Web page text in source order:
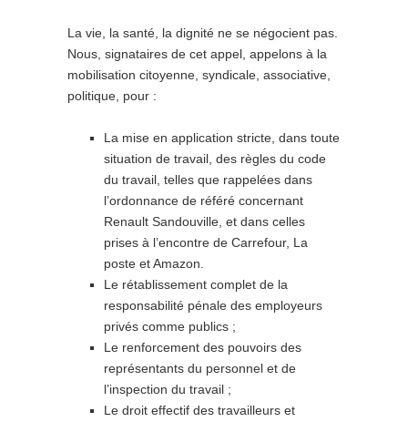
La vie, la santé, la dignité ne se négocient pas.
Nous, signataires de cet appel, appelons à la
mobilisation citoyenne, syndicale, associative,
politique, pour :
La mise en application stricte, dans toute
situation de travail, des règles du code
du travail, telles que rappelées dans
l’ordonnance de référé concernant
Renault Sandouville, et dans celles
prises à l’encontre de Carrefour, La
poste et Amazon.
Le rétablissement complet de la
responsabilité pénale des employeurs
privés comme publics ;
Le renforcement des pouvoirs des
représentants du personnel et de
l’inspection du travail ;
Le droit effectif des travailleurs et